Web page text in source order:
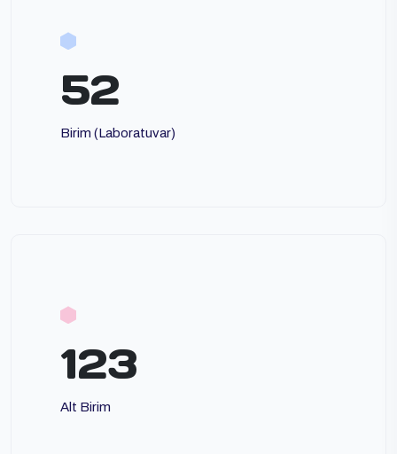
52
Birim (Laboratuvar)
123
Alt Birim